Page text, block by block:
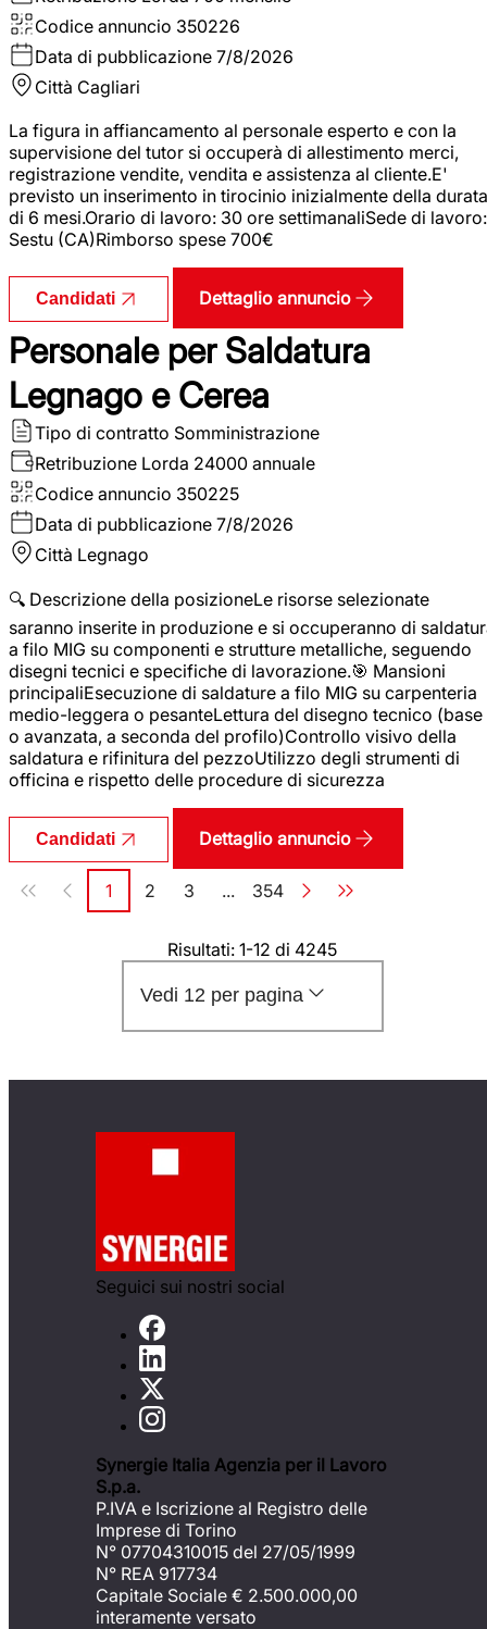
Codice annuncio 350226
Data di pubblicazione 7/8/2026
Città Cagliari
La figura in affiancamento al personale esperto e con la
supervisione del tutor si occuperà di allestimento merci,
registrazione vendite, vendita e assistenza al cliente.E'
previsto un inserimento in tirocinio inizialmente della durata
di 6 mesi.Orario di lavoro: 30 ore settimanaliSede di lavoro:
Sestu (CA)Rimborso spese 700€
Candidati Dettaglio annuncio
Personale per Saldatura
Legnago e Cerea
Tipo di contratto Somministrazione
Retribuzione Lorda 24000 annuale
Codice annuncio 350225
Data di pubblicazione 7/8/2026
Città Legnago
🔍 Descrizione della posizioneLe risorse selezionate
saranno inserite in produzione e si occuperanno di
a filo MIG su componenti e strutture metalliche, seguendo
disegni tecnici e specifiche di lavorazione.🎯 Mansioni
principaliEsecuzione di saldature a filo MIG su carpenteria
medio-leggera o pesanteLettura del disegno tecnico (base
o avanzata, a seconda del profilo)Controllo visivo della
saldatura e rifinitura del pezzoUtilizzo degli strumenti di
officina e rispetto delle procedure di sicurezza
Candidati Dettaglio annuncio
Paginazione
Pagina
1 Pagina
2 Pagina
3 ... Pagina
354
Risultati: 1-12 di 4245
Vedi 12 per pagina
Seguici sui nostri social
Synergie Italia Agenzia per il Lavoro
S.p.a.
P.IVA e Iscrizione al Registro delle
Imprese di Torino
N° 07704310015 del 27/05/1999
N° REA 917734
Capitale Sociale € 2.500.000,00
interamente versato